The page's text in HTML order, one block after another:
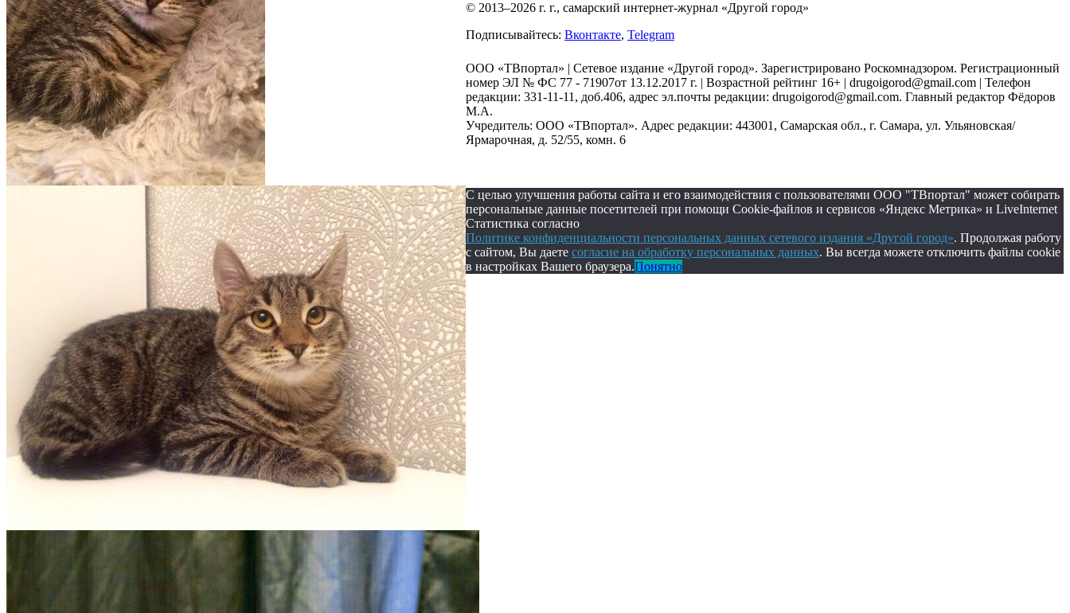
© 2013–2026 г. г., самарский интернет-журнал «Другой город»
Подписывайтесь: Вконтакте, Telegram
ООО «ТВпортал» | Сетевое издание «Другой город». Зарегистрировано Роскомнадзором. Регистрационный
номер ЭЛ № ФС 77 - 71907от 13.12.2017 г. | Возрастной рейтинг 16+ | drugoigorod@gmail.com | Телефон
редакции: 331-11-11, доб.406, адрес эл.почты редакции: drugoigorod@gmail.com. Главный редактор Фёдоров
М.А.
Учредитель: ООО «ТВпортал». Адрес редакции: 443001, Самарская обл., г. Самара, ул. Ульяновская/
Ярмарочная, д. 52/55, комн. 6
С целью улучшения работы сайта и его взаимодействия с пользователями ООО "ТВпортал" может собирать
персональные данные посетителей при помощи Cookie-файлов и сервисов «Яндекс Метрика» и LiveInternet
Статистика согласно
Политике конфиденциальности персональных данных сетевого издания «Другой город». Продолжая работу
с сайтом, Вы даете согласие на обработку персональных данных. Вы всегда можете отключить файлы cookie
в настройках Вашего браузера.Понятно